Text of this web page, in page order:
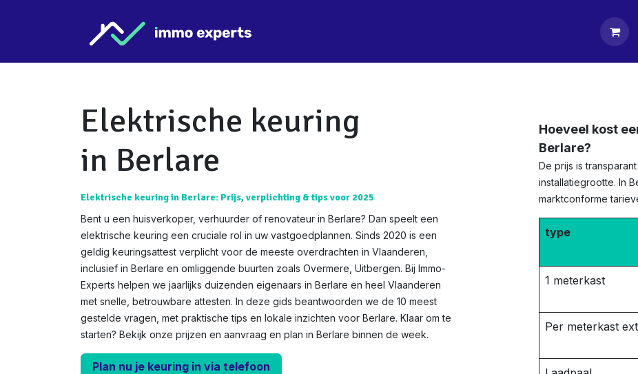
Contact
Elektrische keuring
in Berlare
Elektrische keuring in Berlare: Prijs, verplichting & tips voor 2025
Bent u een huisverkoper, verhuurder of renovateur in Berlare? Dan speelt een
elektrische keuring een cruciale rol in uw vastgoedplannen. Sinds 2020 is een
geldig keuringsattest verplicht voor de meeste overdrachten in Vlaanderen,
inclusief in Berlare en omliggende buurten zoals Overmere, Uitbergen. Bij Immo-
Experts helpen we jaarlijks duizenden eigenaars in Berlare en heel Vlaanderen
met snelle, betrouwbare attesten. In deze gids beantwoorden we de 10 meest
gestelde vragen, met praktische tips en lokale inzichten voor Berlare. Klaar om te
starten? Bekijk onze prijzen en aanvraag en plan in Berlare binnen de week.
Plan nu je keuring in via telefoon
Hoeveel kost
Berlare?
De prijs is
installatiegrootte. In
marktconforme
type
1 meterkast
Per meterkast